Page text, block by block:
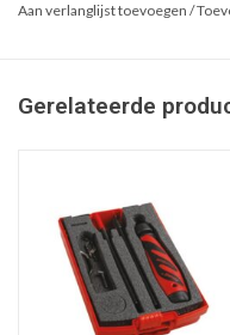
Aan verlanglijst toevoegen /
Gerelateerde